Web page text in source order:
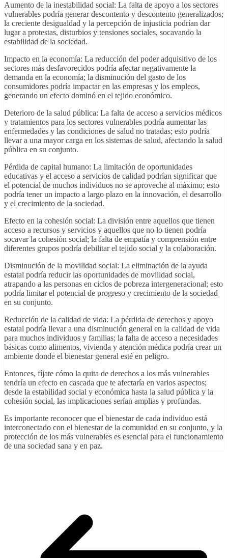
Aumento de la inestabilidad social: La falta de apoyo a los sectores
vulnerables podría generar descontento y descontento generalizados;
la creciente desigualdad y la percepción de injusticia podrían dar
lugar a protestas, disturbios y tensiones sociales, socavando la
estabilidad de la sociedad.
Impacto en la economía: La reducción del poder adquisitivo de los
sectores más desfavorecidos podría afectar negativamente la
demanda en la economía; la disminución del gasto de los
consumidores podría impactar en las empresas y los empleos,
generando un efecto dominó en el tejido económico.
Deterioro de la salud pública: La falta de acceso a servicios médicos
y tratamientos para los sectores vulnerables podría aumentar las
enfermedades y las condiciones de salud no tratadas; esto podría
llevar a una mayor carga en los sistemas de salud, afectando la salud
pública en su conjunto.
Pérdida de capital humano: La limitación de oportunidades
educativas y el acceso a servicios de calidad podrían significar que
el potencial de muchos individuos no se aproveche al máximo; esto
podría tener un impacto a largo plazo en la innovación, el desarrollo
y el crecimiento de la sociedad.
Efecto en la cohesión social: La división entre aquellos que tienen
acceso a recursos y servicios y aquellos que no lo tienen podría
socavar la cohesión social; la falta de empatía y comprensión entre
diferentes grupos podría debilitar el tejido social y la colaboración.
Disminución de la movilidad social: La eliminación de la ayuda
estatal podría reducir las oportunidades de movilidad social,
atrapando a las personas en ciclos de pobreza intergeneracional; esto
podría limitar el potencial de progreso y crecimiento de la sociedad
en su conjunto.
Reducción de la calidad de vida: La pérdida de derechos y apoyo
estatal podría llevar a una disminución general en la calidad de vida
para muchos individuos y familias; la falta de acceso a necesidades
básicas como alimentos, vivienda y atención médica podría crear un
ambiente donde el bienestar general esté en peligro.
Entonces, fíjate cómo la quita de derechos a los más vulnerables
tendría un efecto en cascada que te afectaría en varios aspectos;
desde la estabilidad social y económica hasta la salud pública y la
cohesión social, las implicaciones serían amplias y profundas.
Es importante reconocer que el bienestar de cada individuo está
interconectado con el bienestar de la comunidad en su conjunto, y la
protección de los más vulnerables es esencial para el funcionamiento
de una sociedad sana y en paz.